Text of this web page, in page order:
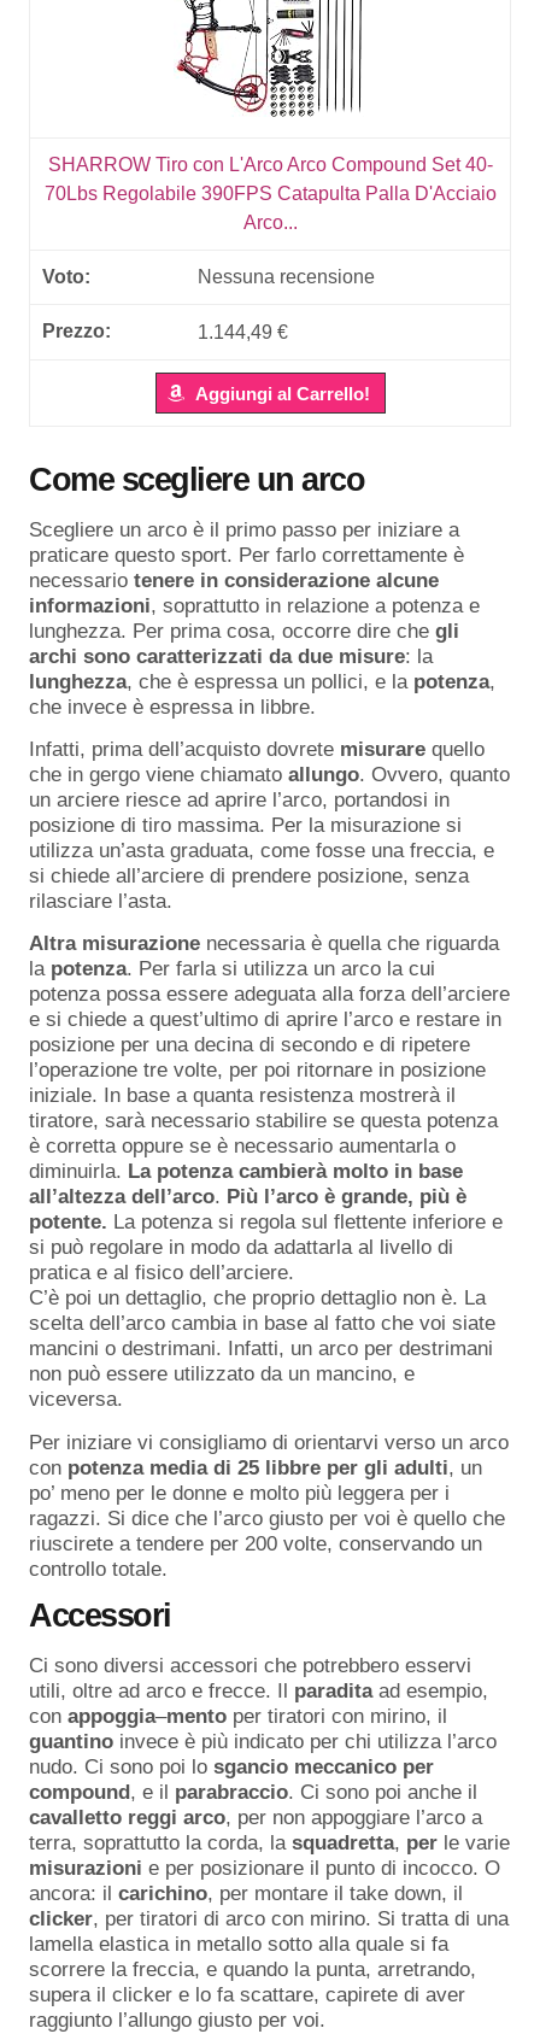
SHARROW Tiro con L'Arco Arco Compound Set 40-
70Lbs Regolabile 390FPS Catapulta Palla D'Acciaio
Arco...
Nessuna recensione
1.144,49 €
Aggiungi al Carrello!
Come scegliere un arco
Scegliere un arco è il primo passo per iniziare a
praticare questo sport. Per farlo correttamente è
necessario tenere in considerazione alcune
informazioni, soprattutto in relazione a potenza e
lunghezza. Per prima cosa, occorre dire che gli
archi sono caratterizzati da due misure: la
lunghezza, che è espressa un pollici, e la potenza,
che invece è espressa in libbre.
Infatti, prima dell’acquisto dovrete misurare quello
che in gergo viene chiamato allungo. Ovvero, quanto
un arciere riesce ad aprire l’arco, portandosi in
posizione di tiro massima. Per la misurazione si
utilizza un’asta graduata, come fosse una freccia, e
si chiede all’arciere di prendere posizione, senza
rilasciare l’asta.
Altra misurazione necessaria è quella che riguarda
la potenza. Per farla si utilizza un arco la cui
potenza possa essere adeguata alla forza dell’arciere
e si chiede a quest’ultimo di aprire l’arco e restare in
posizione per una decina di secondo e di ripetere
l’operazione tre volte, per poi ritornare in posizione
iniziale. In base a quanta resistenza mostrerà il
tiratore, sarà necessario stabilire se questa potenza
è corretta oppure se è necessario aumentarla o
diminuirla. La potenza cambierà molto in base
all’altezza dell’arco. Più l’arco è grande, più è
potente. La potenza si regola sul flettente inferiore e
si può regolare in modo da adattarla al livello di
pratica e al fisico dell’arciere.
C’è poi un dettaglio, che proprio dettaglio non è. La
scelta dell’arco cambia in base al fatto che voi siate
mancini o destrimani. Infatti, un arco per destrimani
non può essere utilizzato da un mancino, e
viceversa.
Per iniziare vi consigliamo di orientarvi verso un arco
con potenza media di 25 libbre per gli adulti, un
po’ meno per le donne e molto più leggera per i
ragazzi. Si dice che l’arco giusto per voi è quello che
riuscirete a tendere per 200 volte, conservando un
controllo totale.
Accessori
Ci sono diversi accessori che potrebbero esservi
utili, oltre ad arco e frecce. Il paraditaad esempio,
con appoggia–mento per tiratori con mirino, il
guantino invece è più indicato per chi utilizza l’arco
nudo. Ci sono poi lo sgancio meccanico per
compound , e il parabraccio. Ci sono poi anche il
cavalletto reggi arco, per non appoggiare l’arco a
terra, soprattutto la corda, la squadretta, per le varie
misurazioni e per posizionare il punto di incocco. O
ancora: il carichino, per montare il take down, il
clicker, per tiratori di arco con mirino. Si tratta di una
lamella elastica in metallo sotto alla quale si fa
scorrere la freccia, e quando la punta, arretrando,
supera il clicker e lo fa scattare, capirete di aver
raggiunto l’allungo giusto per voi.